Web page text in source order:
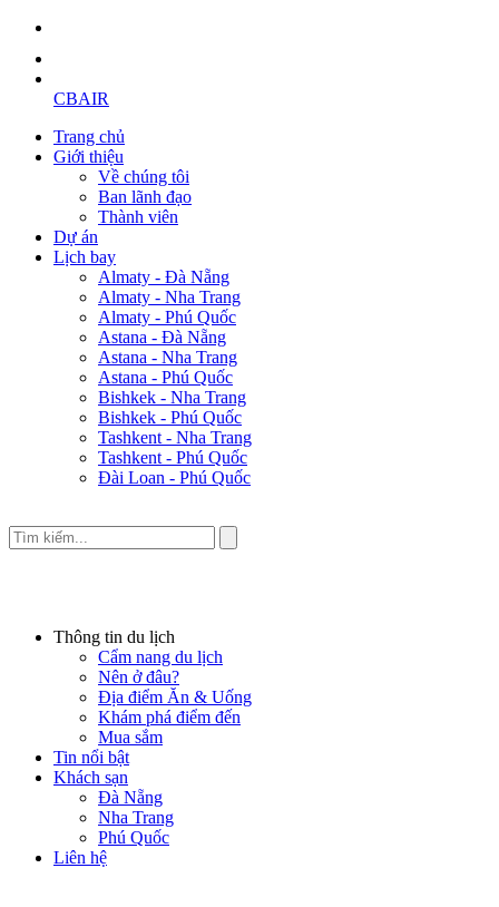
CBAIR
Trang chủ
Giới thiệu
Về chúng tôi
Ban lãnh đạo
Thành viên
Dự án
Lịch bay
Almaty - Đà Nẵng
Almaty - Nha Trang
Almaty - Phú Quốc
Astana - Đà Nẵng
Astana - Nha Trang
Astana - Phú Quốc
Bishkek - Nha Trang
Bishkek - Phú Quốc
Tashkent - Nha Trang
Tashkent - Phú Quốc
Đài Loan - Phú Quốc
Thông tin du lịch
Cẩm nang du lịch
Nên ở đâu?
Địa điểm Ăn & Uống
Khám phá điểm đến
Mua sắm
Tin nổi bật
Khách sạn
Đà Nẵng
Nha Trang
Phú Quốc
Liên hệ